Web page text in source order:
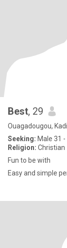
Best, 29
Ouagadougou,
Seeking: Male 31 -
Religion: Christian
Fun to be with
Easy and simple